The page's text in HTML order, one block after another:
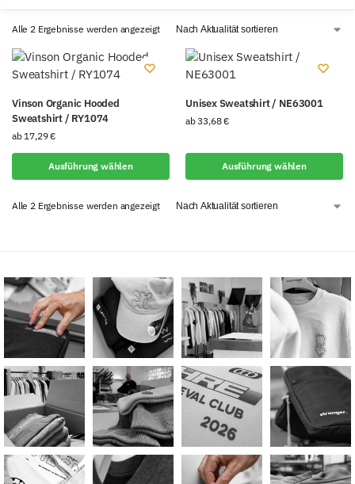
Alle 2 Ergebnisse werden angezeigt
Vinson Organic Hooded
Sweatshirt / RY1074
ab 17,29€
Ausführung wählen
Unisex Sweatshirt / NE63001
ab33,68€
Ausführung wählen
Alle 2 Ergebnisse werden angezeigt